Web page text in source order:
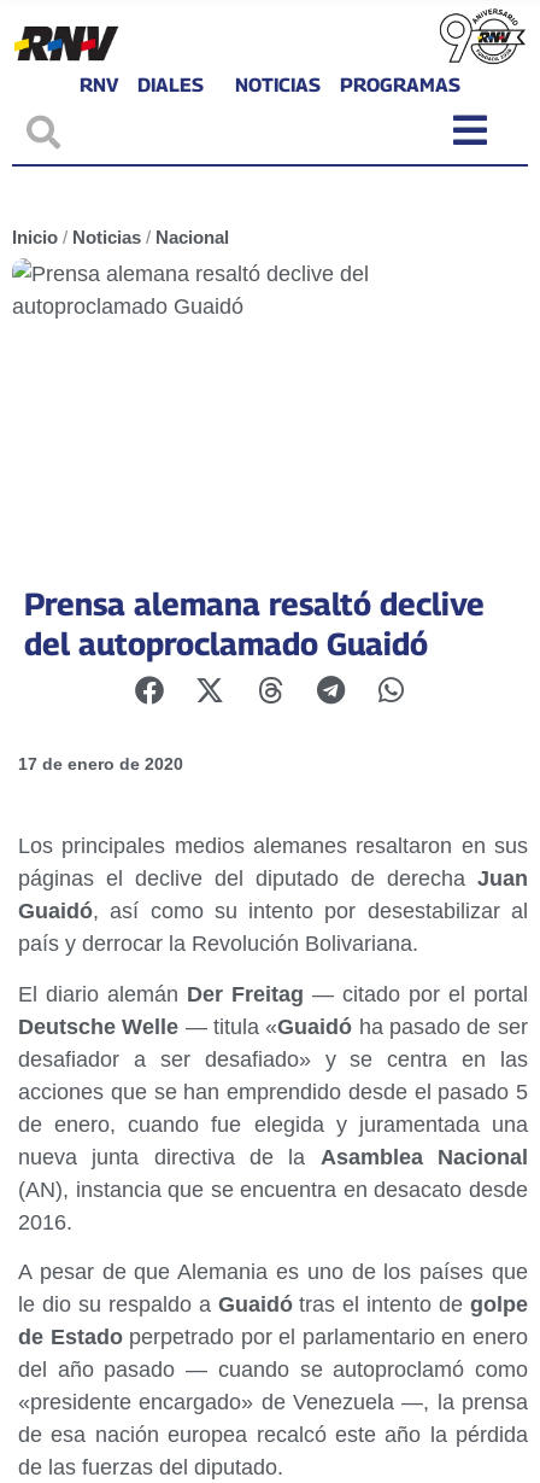
RNV DIALES NOTICIAS PROGRAMAS
Inicio / Noticias / Nacional
Prensa alemana resaltó declive
del autoproclamado Guaidó
17 de enero de 2020
Los principales medios alemanes resaltaron en sus
páginas el declive del diputado de derecha Juan
Guaidó, así como su intento por desestabilizar al
país y derrocar la Revolución Bolivariana.
El diario alemán Der Freitag — citado por el portal
Deutsche Welle — titula «Guaidó ha pasado de ser
desafiador a ser desafiado» y se centra en las
acciones que se han emprendido desde el pasado 5
de enero, cuando fue elegida y juramentada una
nueva junta directiva de la Asamblea Nacional
(AN), instancia que se encuentra en desacato desde
2016.
A pesar de que Alemania es uno de los países que
le dio su respaldo a Guaidótras el intento de golpe
de Estadoperpetrado por el parlamentario en enero
del año pasado — cuando se autoproclamó como
«presidente encargado» de Venezuela —, la prensa
de esa nación europea recalcó este año la pérdida
de las fuerzas del diputado.